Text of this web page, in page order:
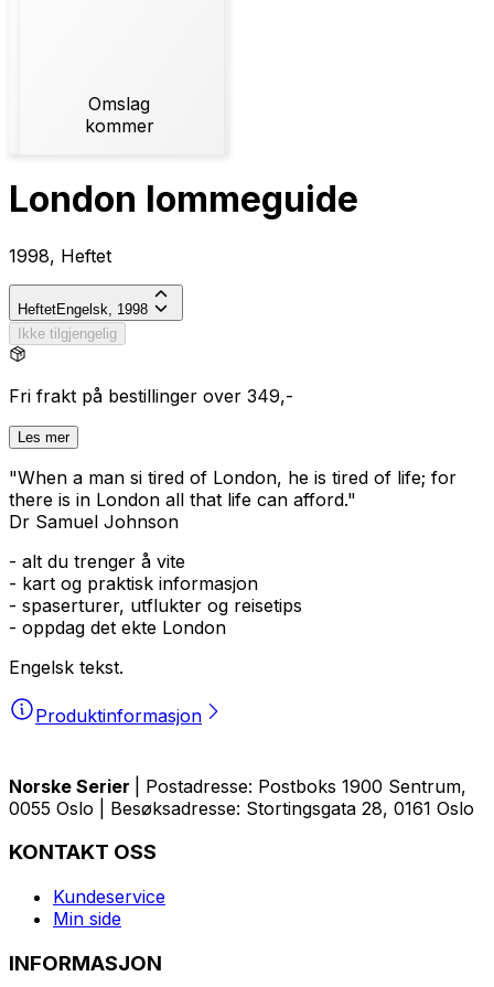
Omslag
kommer
London lommeguide
1998, Heftet
HeftetEngelsk, 1998
Ikke tilgjengelig
Fri frakt på bestillinger over 349,-
Les mer
"When a man si tired of London, he is tired of life; for
there is in London all that life can afford."
Dr Samuel Johnson
- alt du trenger å vite
- kart og praktisk informasjon
- spaserturer, utflukter og reisetips
- oppdag det ekte London
Engelsk tekst.
Produktinformasjon
Norske Serier
| Postadresse: Postboks 1900 Sentrum,
0055 Oslo | Besøksadresse: Stortingsgata 28, 0161 Oslo
KONTAKT OSS
Kundeservice
Min side
INFORMASJON